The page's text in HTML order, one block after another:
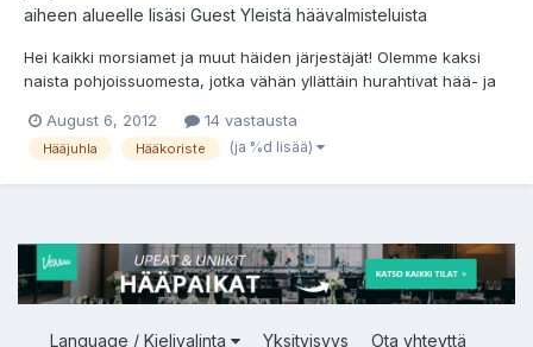
aiheen alueelle lisäsi Guest Yleistä häävalmisteluista
Hei kaikki morsiamet ja muut häiden järjestäjät! Olemme kaksi
naista pohjoissuomesta, jotka vähän yllättäin hurahtivat hää- ja
päätyöksemme ja olemme suunnitelleet mielestämme toimivan
konseptin. Olemme starttaamassa yritystä, jonka kautta asi...
August 6, 2012 14 vastausta
Hääjuhla Hääkoriste (ja %d lisää)
Language / Kielivalinta Yksityisyys Ota yhteyttä